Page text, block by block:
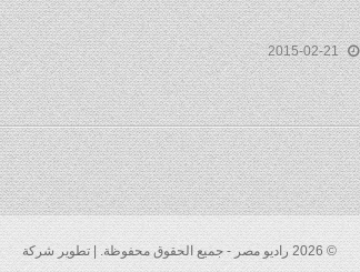
2015-02-21
© 2026 راديو مصر - جميع الحقوق محفوظة. | تطوير شركة